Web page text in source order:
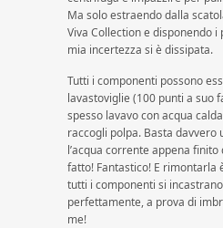
Ma solo estraendo dalla
Viva Collection e disponendo i
mia incertezza si è dissipata.
Tutti i componenti possono
lavastoviglie (100 punti a suo
spesso lavavo con acqua
raccogli polpa. Basta davvero
l’acqua corrente appena
fatto! Fantastico! E rimontarla
tutti i componenti si
perfettamente, a prova di
me!